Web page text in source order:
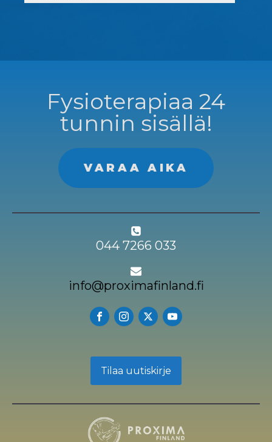
Fysioterapiaa 24
tunnin sisällä!
VARAA AIKA
044 7266 033
info@proximafinland.fi
Tilaa uutiskirje